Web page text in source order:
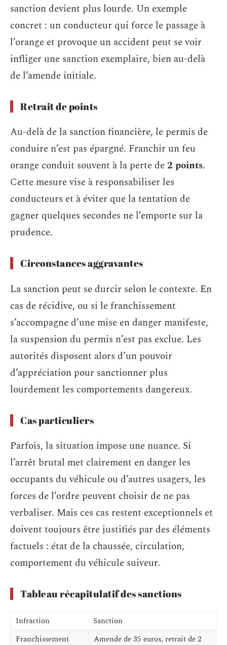
sanction devient plus lourde. Un exemple
concret : un conducteur qui force le passage à
l’orange et provoque un accident peut se voir
infliger une sanction exemplaire, bien au-delà
de l’amende initiale.
Retrait de points
Au-delà de la sanction financière, le permis de
conduire n’est pas épargné. Franchir un feu
orange conduit souvent à la perte de2 points.
Cette mesure vise à responsabiliser les
conducteurs et à éviter que la tentation de
gagner quelques secondes ne l’emporte sur la
prudence.
Circonstances aggravantes
La sanction peut se durcir selon le contexte. En
cas de récidive, ou si le franchissement
s’accompagne d’une mise en danger manifeste,
la suspension du permis n’est pas exclue. Les
autorités disposent alors d’un pouvoir
d’appréciation pour sanctionner plus
lourdement les comportements dangereux.
Cas particuliers
Parfois, la situation impose une nuance. Si
l’arrêt brutal met clairement en danger les
occupants du véhicule ou d’autres usagers, les
forces de l’ordre peuvent choisir de ne pas
verbaliser. Mais ces cas restent exceptionnels et
doivent toujours être justifiés par des éléments
factuels : état de la chaussée, circulation,
comportement du véhicule suiveur.
Tableau récapitulatif des sanctions
Infraction
Sanction
Franchissement
Amende de 35 euros, retrait de 2